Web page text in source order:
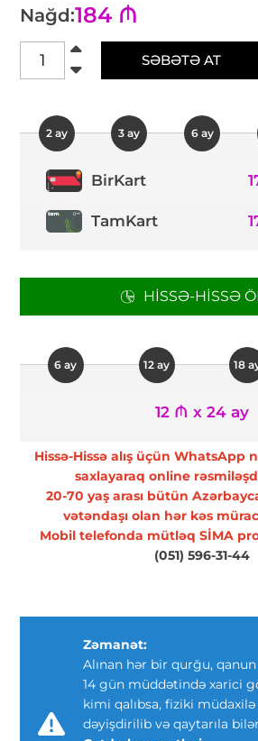
Nağd:184 ₼
SƏBƏTƏ AT
2 ay 3 ay 6 ay
BirKart
TamKart
HISSƏ-HISSƏ
6 ay 12 ay 18
12 ₼ x 24 ay
Hissə-Hissə alış üçün WhatsApp
saxlayaraq online
20-70 yaş arası bütün
vətəndaşı olan hər kəs
Mobil telefonda mütləq SİMA
(051) 596-31-44
Zəmanət:
Alınan hər bir qurğu,
14 gün müddətində xarici
kimi qalıbsa, fiziki
dəyişdirilib və qaytarıla